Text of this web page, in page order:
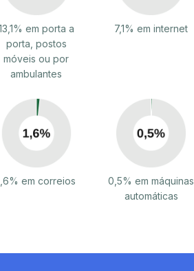
em porta a
porta, postos
móveis ou por
ambulantes
7,1% em internet
em correios
0,5% em máquinas
automáticas